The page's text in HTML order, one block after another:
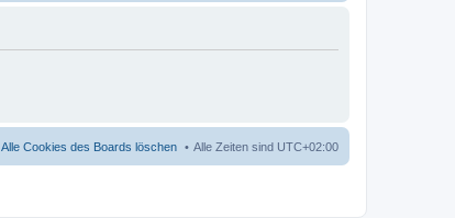
Alle Zeiten sind UTC+02:00
Alle Cookies des Boards löschen